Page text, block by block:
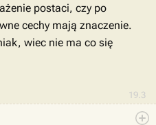
19.3
postaci, czy po
cechy mają znaczenie.
wiec nie ma co się